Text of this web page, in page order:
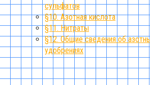
сульфатов
§10. Азотная кислота
§11. Нитраты
§12. Общие сведения об
удобрениях